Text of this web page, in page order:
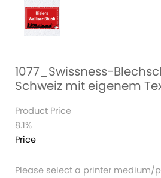
1077_Swissness-
Schweiz mit eigenem
Product Price
8.1%
Price
Please select a printer medium/